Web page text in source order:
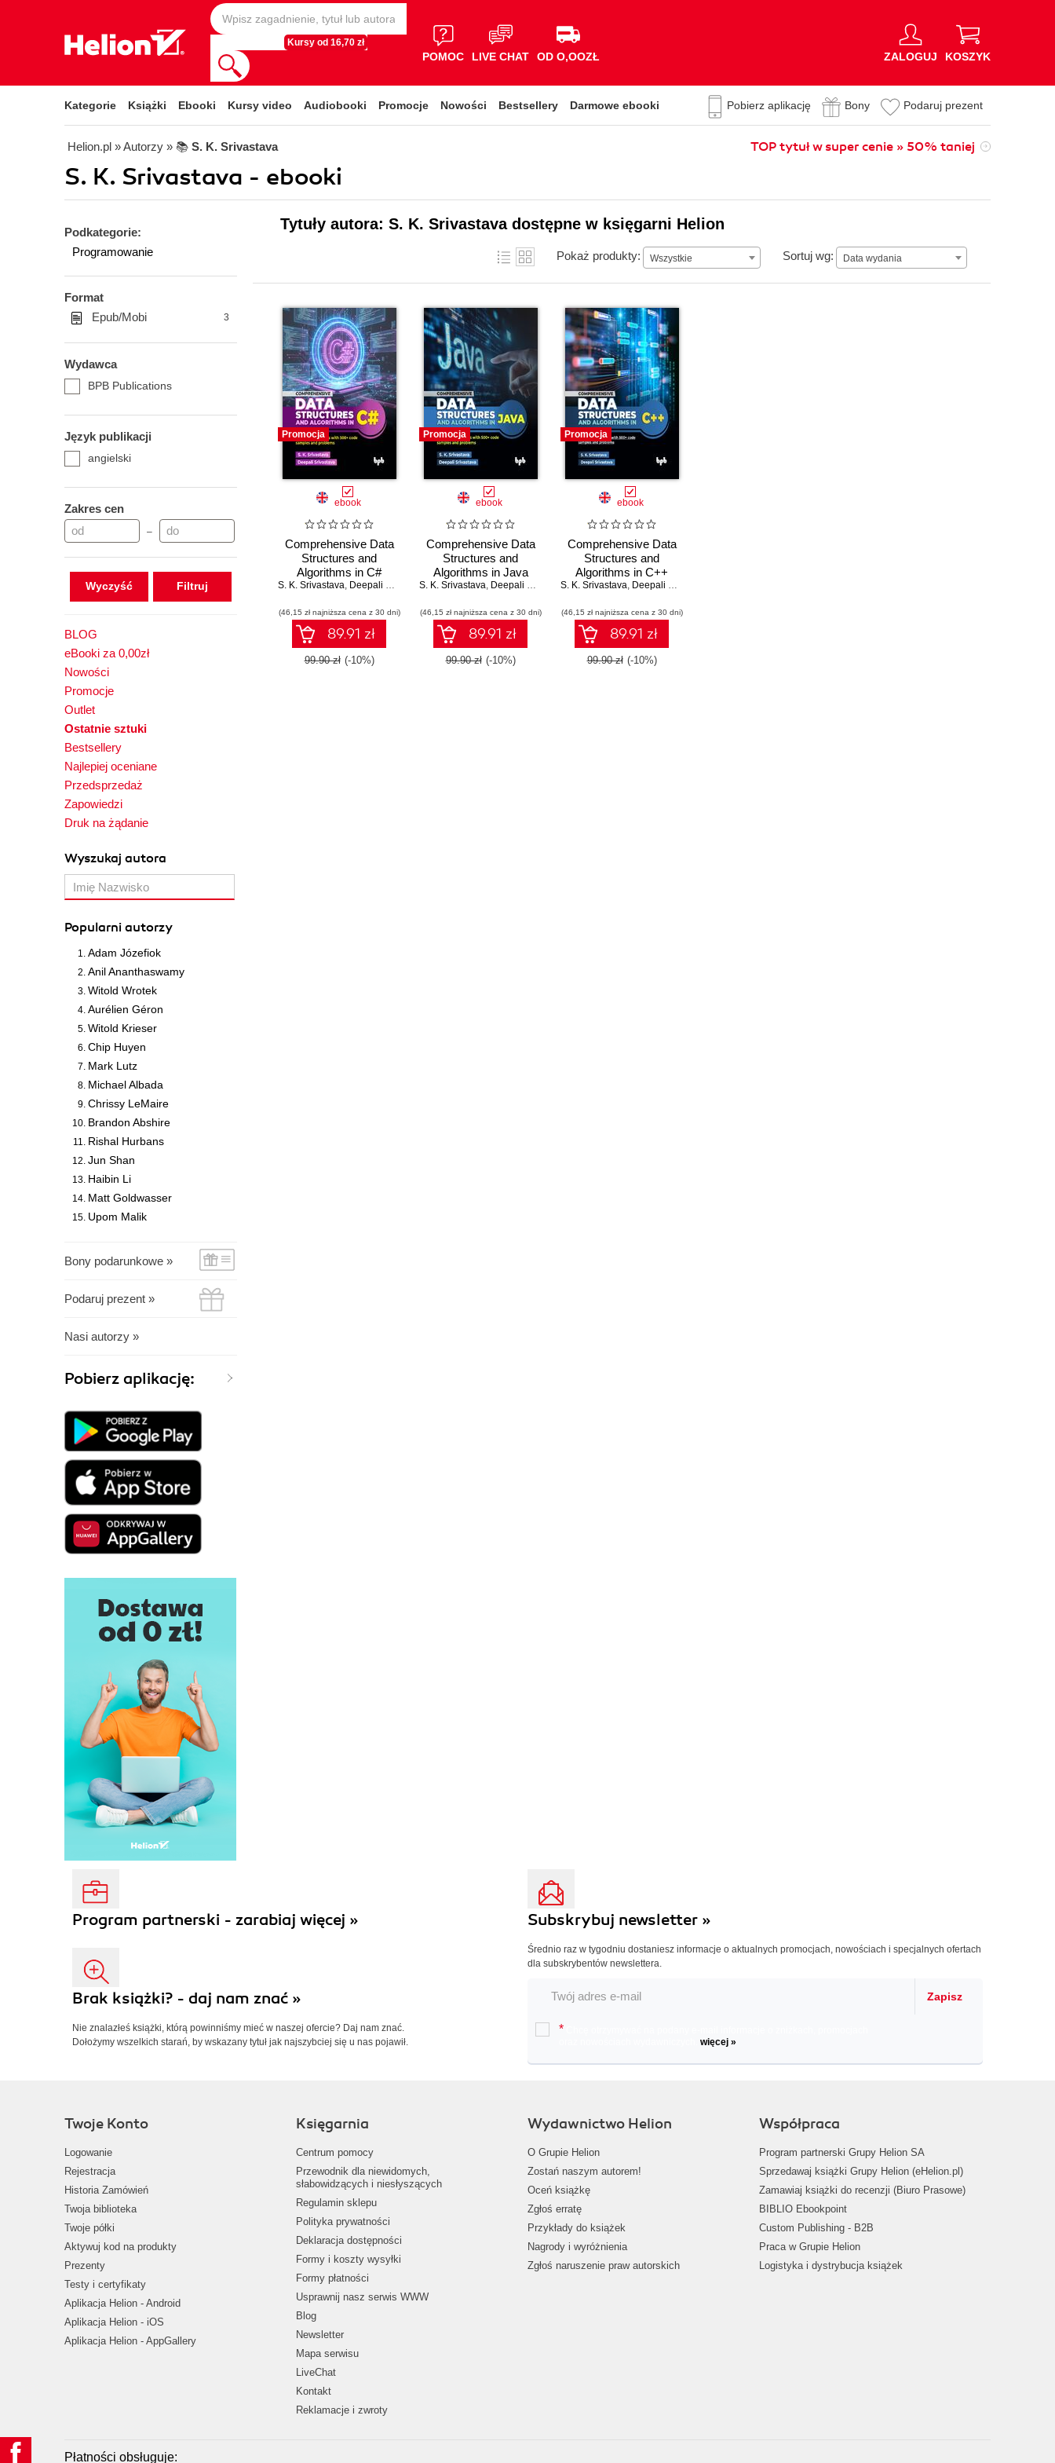
Kursy od 16,70 zł
POMOC LIVE CHAT OD O,OOZŁ ZALOGUJ KOSZYK
Kategorie Książki Ebooki Kursy video Audiobooki Promocje Nowości Bestsellery Darmowe ebooki Pobierz aplikację Bony Podaruj prezent
Helion.pl » Autorzy » 📚 S. K. Srivastava TOP tytuł w super cenie » 50% taniej
S. K. Srivastava - ebooki
Podkategorie:
Programowanie
Format
Epub/Mobi
3
Wydawca
BPB Publications
Język publikacji
angielski
Zakres cen
–
Wyczyść
BLOG
eBooki za 0,00zł
Nowości
Promocje
Outlet
Ostatnie sztuki
Bestsellery
Najlepiej oceniane
Przedsprzedaż
Zapowiedzi
Druk na żądanie
Wyszukaj autora
Popularni autorzy
Adam Józefiok
Anil Ananthaswamy
Witold Wrotek
Aurélien Géron
Witold Krieser
Chip Huyen
Mark Lutz
Michael Albada
Chrissy LeMaire
Brandon Abshire
Rishal Hurbans
Jun Shan
Haibin Li
Matt Goldwasser
Upom Malik
Bony podarunkowe »
Podaruj prezent »
Nasi autorzy »
Pobierz aplikację:
Tytuły autora: S. K. Srivastava dostępne w księgarni Helion
Pokaż produkty: Wszystkie Sortuj wg: Data wydania
Data wydania
Promocja
ebook
Comprehensive Data
Structures and
Algorithms in C#
S. K. Srivastava, Deepali Srivastava
(46,15 zł najniższa cena z 30 dni)
89.91 zł
99.90 zł (-10%)
Promocja
ebook
Comprehensive Data
Structures and
Algorithms in Java
S. K. Srivastava, Deepali Srivastava
(46,15 zł najniższa cena z 30 dni)
89.91 zł
99.90 zł (-10%)
Promocja
ebook
Comprehensive Data
Structures and
Algorithms in C++
S. K. Srivastava, Deepali Srivastava
(46,15 zł najniższa cena z 30 dni)
89.91 zł
99.90 zł (-10%)
Program partnerski - zarabiaj więcej »
Brak książki? - daj nam znać »
Nie znalazłeś książki, którą powinniśmy mieć w naszej ofercie? Daj nam znać.
Dołożymy wszelkich starań, by wskazany tytuł jak najszybciej się u nas pojawił.
Subskrybuj newsletter »
Średnio raz w tygodniu dostaniesz informacje o aktualnych promocjach, nowościach i specjalnych ofertach
dla subskrybentów newslettera.
Zapisz
*
więcej »
Twoje Konto
Logowanie
Rejestracja
Historia Zamówień
Twoja biblioteka
Twoje półki
Aktywuj kod na produkty
Prezenty
Testy i certyfikaty
Aplikacja Helion - Android
Aplikacja Helion - iOS
Aplikacja Helion - AppGallery
Księgarnia
Centrum pomocy
Przewodnik dla niewidomych,
słabowidzących i niesłyszących
Regulamin sklepu
Polityka prywatności
Deklaracja dostępności
Formy i koszty wysyłki
Formy płatności
Usprawnij nasz serwis WWW
Blog
Newsletter
Mapa serwisu
LiveChat
Kontakt
Reklamacje i zwroty
Wydawnictwo Helion
O Grupie Helion
Zostań naszym autorem!
Oceń książkę
Zgłoś erratę
Przykłady do książek
Nagrody i wyróżnienia
Zgłoś naruszenie praw autorskich
Współpraca
Program partnerski Grupy Helion SA
Sprzedawaj książki Grupy Helion (eHelion.pl)
Zamawiaj książki do recenzji (Biuro Prasowe)
BIBLIO Ebookpoint
Custom Publishing - B2B
Praca w Grupie Helion
Logistyka i dystrybucja książek
Płatności obsługuje: